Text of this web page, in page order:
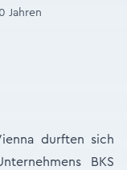
Jahren
durften sich
BKS